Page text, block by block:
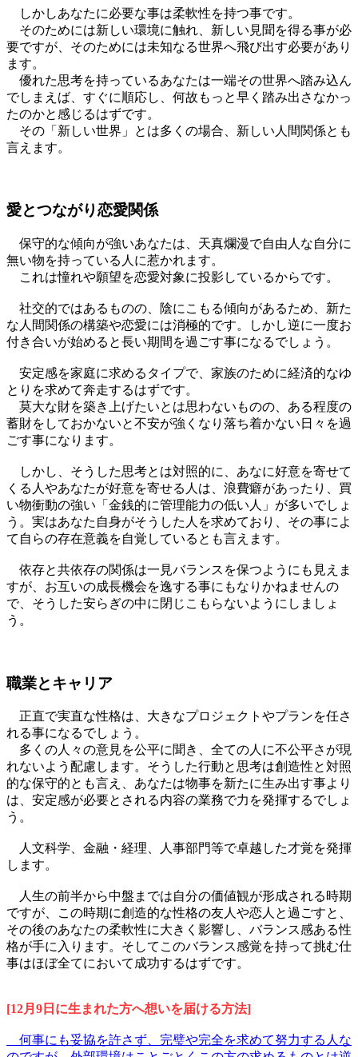
しかしあなたに必要な事は柔軟性を持つ事です。
そのためには新しい環境に触れ、新しい見聞を得る事が必
要ですが、そのためには未知なる世界へ飛び出す必要があり
ます。
優れた思考を持っているあなたは一端その世界へ踏み込ん
でしまえば、すぐに順応し、何故もっと早く踏み出さなかっ
たのかと感じるはずです。
その「新しい世界」とは多くの場合、新しい人間関係とも
言えます。
愛とつながり恋愛関係
保守的な傾向が強いあなたは、天真爛漫で自由人な自分に
無い物を持っている人に惹かれます。
これは憧れや願望を恋愛対象に投影しているからです。
社交的ではあるものの、陰にこもる傾向があるため、新た
な人間関係の構築や恋愛には消極的です。しかし逆に一度お
付き合いが始めると長い期間を過ごす事になるでしょう。
安定感を家庭に求めるタイプで、家族のために経済的なゆ
とりを求めて奔走するはずです。
莫大な財を築き上げたいとは思わないものの、ある程度の
蓄財をしておかないと不安が強くなり落ち着かない日々を過
ごす事になります。
しかし、そうした思考とは対照的に、あなに好意を寄せて
くる人やあなたが好意を寄せる人は、浪費癖があったり、買
い物衝動の強い「金銭的に管理能力の低い人」が多いでしょ
う。実はあなた自身がそうした人を求めており、その事によ
て自らの存在意義を自覚しているとも言えます。
依存と共依存の関係は一見バランスを保つようにも見えま
すが、お互いの成長機会を逸する事にもなりかねませんの
で、そうした安らぎの中に閉じこもらないようにしましょ
う。
職業とキャリア
正直で実直な性格は、大きなプロジェクトやプランを任さ
れる事になるでしょう。
多くの人々の意見を公平に聞き、全ての人に不公平さが現
れないよう配慮します。そうした行動と思考は創造性と対照
的な保守的とも言え、あなたは物事を新たに生み出す事より
は、安定感が必要とされる内容の業務で力を発揮するでしょ
う。
人文科学、金融・経理、人事部門等で卓越した才覚を発揮
します。
人生の前半から中盤までは自分の価値観が形成される時期
ですが、この時期に創造的な性格の友人や恋人と過ごすと、
その後のあなたの柔軟性に大きく影響し、バランス感ある性
格が手に入ります。そしてこのバランス感覚を持って挑む仕
事はほぼ全てにおいて成功するはずです。
[12月9日に生まれた方へ想いを届ける方法]
何事にも妥協を許さず、完璧や完全を求めて努力する人な